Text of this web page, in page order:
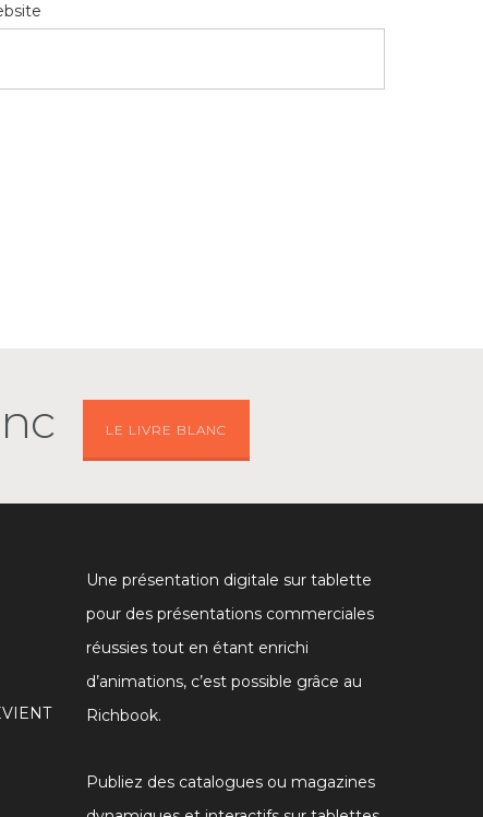
LE LIVRE BLANC
Une présentation digitale sur tablette
pour des présentations commerciales
réussies tout en étant enrichi
d’animations, c’est possible grâce au
Richbook.
Publiez des catalogues ou magazines